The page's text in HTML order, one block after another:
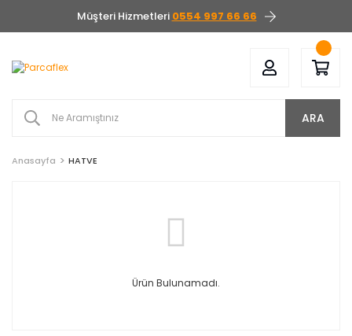
Müşteri Hizmetleri 0554 997 66 66
ARA
Anasayfa HATVE
Ürün Bulunamadı.